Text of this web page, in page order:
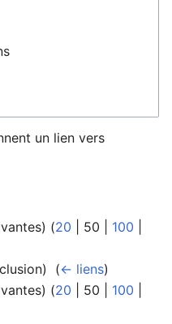
un lien vers
) (20 50 100
(← liens)
) (20 50 100